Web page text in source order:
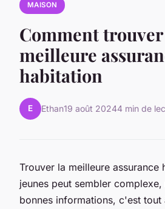
MAISON
Comment
meilleure
habitation
E Ethan19 août 20244 min de
Trouver la meilleure assurance
jeunes peut sembler
bonnes informations, c'est tout